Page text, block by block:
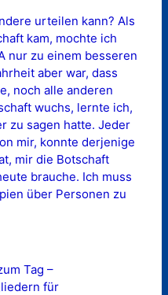
urteilen kann? Als
kam, mochte ich
nur zu einem besseren
aber war, dass
noch alle anderen
wuchs, lernte ich,
zu sagen hatte. Jeder
mir, konnte derjenige
mir die Botschaft
brauche. Ich muss
über Personen zu
Tag –
für